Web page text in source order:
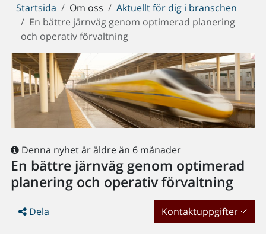
Du
är
här:
Startsida Om oss
Aktuellt för dig i branschen
En bättre järnväg genom optimerad planering
och operativ förvaltning
Denna nyhet är äldre än 6 månader
En bättre järnväg genom optimerad
planering och operativ förvaltning
Dela Kontaktuppgifter